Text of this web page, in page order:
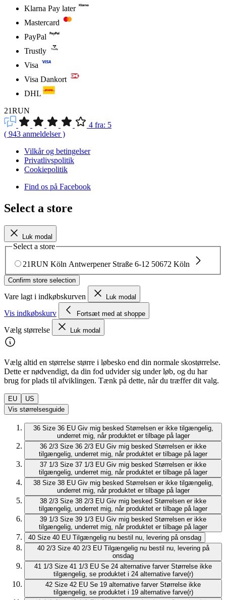
Klarna Pay later
Mastercard
PayPal
Trustly
Visa
Visa Dankort
DHL
21RUN
4 fra: 5
( 943 anmeldelser)
Vilkår og betingelser
Privatlivspolitik
Cookiepolitik
Find os på Facebook
Select a store
Luk modal
Select a store
21RUN Köln Antwerpener Straße 6-12 50672 Köln
Confirm store selection
Vare lagt i indkøbskurven Luk modal
Vis indkøbskurv Fortsæt med at shoppe
Vælg størrelse Luk modal
Vælg altid en størrelse større i løbesko end din normale skostørrelse.
Dette er nødvendigt, da din fod udvider sig under løb, og du har
brug for plads til afviklingen. Tænk på dette, når du træffer dit valg.
EU
US
Vis størrelsesguide
36 Size 36 EU Giv mig besked Størrelsen er ikke tilgængelig,
underret mig, når produktet er tilbage på lager
36 2/3 Size 36 2/3 EU Giv mig besked Størrelsen er ikke
tilgængelig, underret mig, når produktet er tilbage på lager
37 1/3 Size 37 1/3 EU Giv mig besked Størrelsen er ikke
tilgængelig, underret mig, når produktet er tilbage på lager
38 Size 38 EU Giv mig besked Størrelsen er ikke tilgængelig,
underret mig, når produktet er tilbage på lager
38 2/3 Size 38 2/3 EU Giv mig besked Størrelsen er ikke
tilgængelig, underret mig, når produktet er tilbage på lager
39 1/3 Size 39 1/3 EU Giv mig besked Størrelsen er ikke
tilgængelig, underret mig, når produktet er tilbage på lager
40 Size 40 EU Tilgængelig nu bestil nu, levering på onsdag
40 2/3 Size 40 2/3 EU Tilgængelig nu bestil nu, levering på
onsdag
41 1/3 Size 41 1/3 EU Se 24 alternative farver Størrelse ikke
tilgængelig, se produktet i 24 alternative farve(r)
42 Size 42 EU Se 19 alternative farver Størrelse ikke
tilgængelig, se produktet i 19 alternative farve(r)